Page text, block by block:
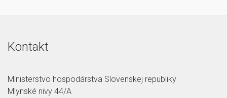
Kontakt
Ministerstvo hospodárstva Slovenskej republiky
Mlynské nivy 44/A